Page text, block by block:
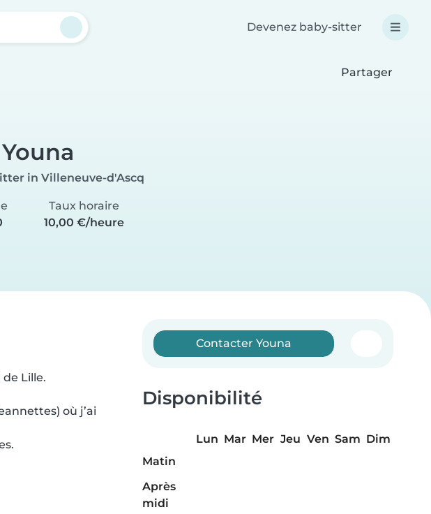
Devenez baby-sitter
Partager
Youna
in Villeneuve-d'Ascq
Taux horaire
10,00 €/heure
de Lille.
où j’ai
Contacter Youna
Disponibilité
Lun Mar Mer Jeu Ven Sam Dim
Matin
Après
midi